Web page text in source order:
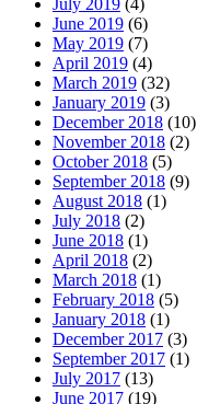
July 2019 (4)
June 2019 (6)
May 2019 (7)
April 2019 (4)
March 2019 (32)
January 2019 (3)
December 2018 (10)
November 2018 (2)
October 2018 (5)
September 2018 (9)
August 2018 (1)
July 2018 (2)
June 2018 (1)
April 2018 (2)
March 2018 (1)
February 2018 (5)
January 2018 (1)
December 2017 (3)
September 2017 (1)
July 2017 (13)
June 2017 (19)